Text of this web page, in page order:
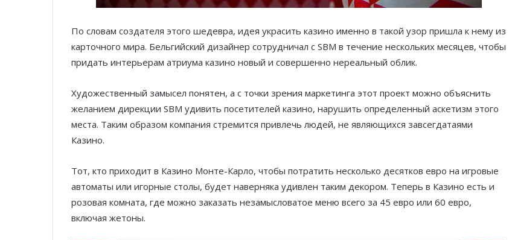
По словам создателя этого шедевра, идея украсить казино именно в такой узор пришла к нему из
карточного мира. Бельгийский дизайнер сотрудничал с SBM в течение нескольких месяцев, чтобы
придать интерьерам атриума казино новый и совершенно нереальный облик.
Художественный замысел понятен, а с точки зрения маркетинга этот проект можно объяснить
желанием дирекции SBM удивить посетителей казино, нарушить определенный аскетизм этого
места. Таким образом компания стремится привлечь людей, не являющихся завсегдатаями
Казино.
Тот, кто приходит в Казино Монте-Карло, чтобы потратить несколько десятков евро на игровые
автоматы или игорные столы, будет наверняка удивлен таким декором. Теперь в Казино есть и
розовая комната, где можно заказать незамысловатое меню всего за 45 евро или 60 евро,
включая жетоны.